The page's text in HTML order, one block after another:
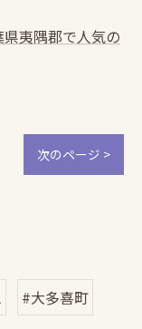
県夷隅郡で人気の
次のページ >
#大多喜町